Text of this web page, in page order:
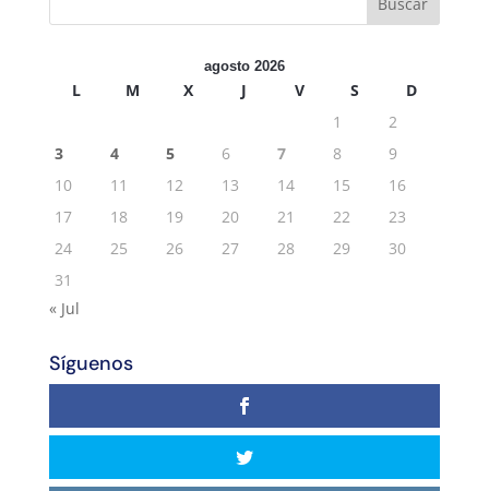
agosto 2026
L M X J V S
D
1
2
3
4 5 6 7 8
9
10
11 12 13 14 15
16
17
18 19 20 21 22
23
24
25 26 27 28 29
30
31
« Jul
Síguenos